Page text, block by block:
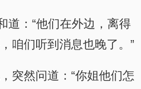
道：“他们在外边，离得
咱们听到消息也晚了。”
突然问道：“你姐他们怎